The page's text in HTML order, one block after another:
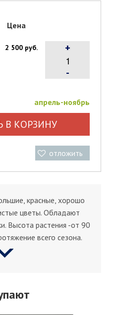
Цена
2 500 руб.
-
+
апрель-ноябрь
В КОРЗИНУ
отложить
красные, хорошо
цветы. Обладают
Высота растения -от 90
всего сезона.